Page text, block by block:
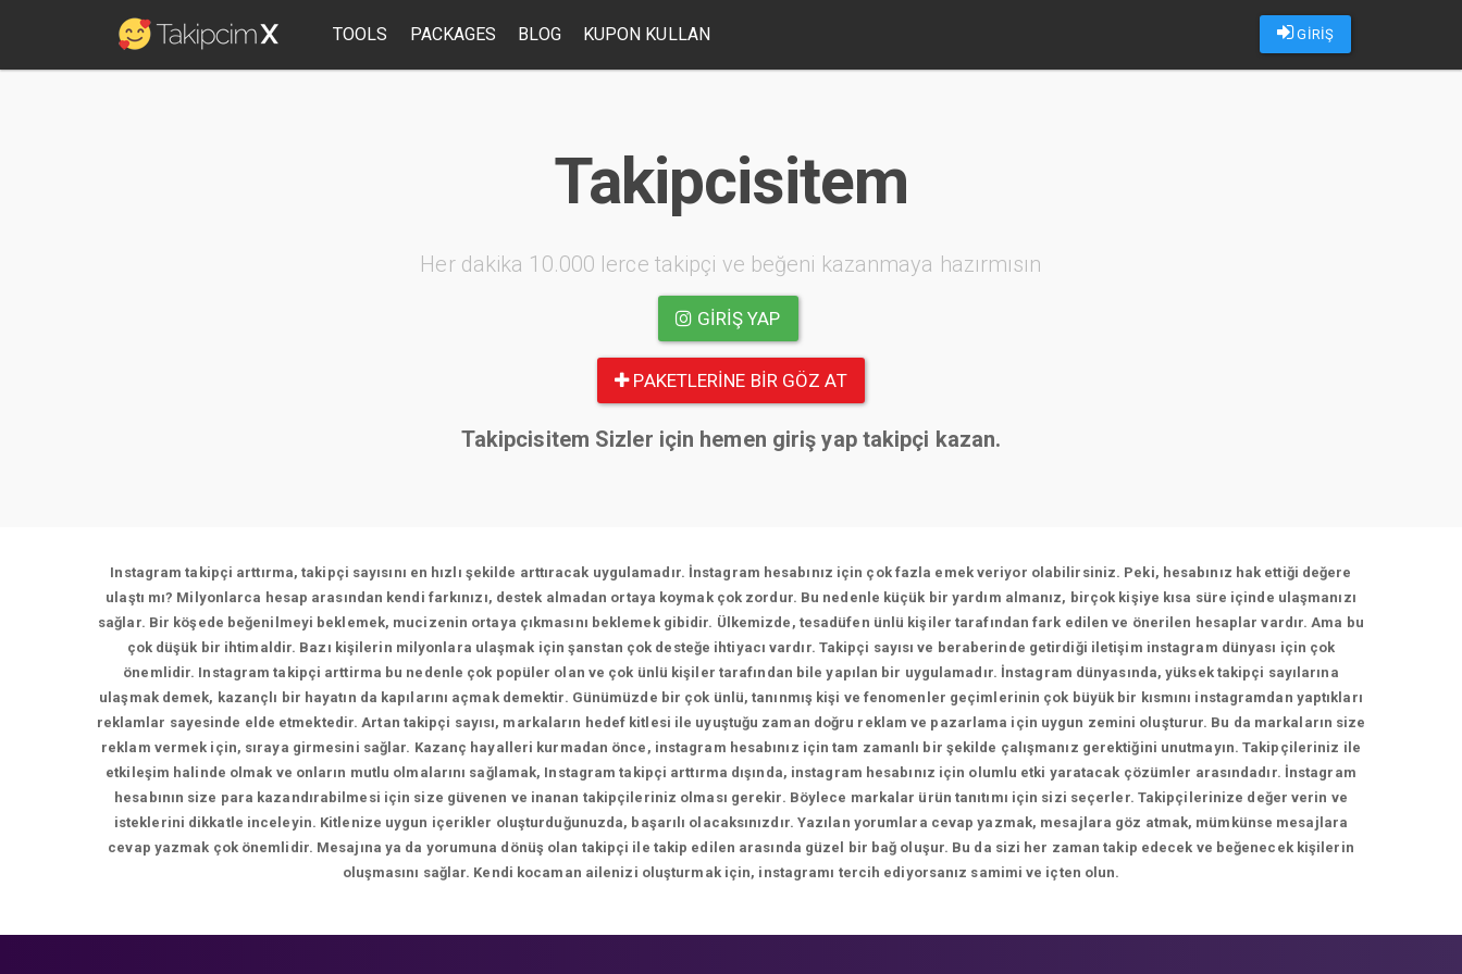
GİRİŞ
TOOLS PACKAGES BLOG KUPON KULLAN
Takipcisitem
Her dakika 10.000 lerce takipçi ve beğeni kazanmaya hazırmısın
GIRIŞ YAP
PAKETLERINE BIR GÖZ AT
Takipcisitem Sizler için hemen giriş yap takipçi kazan.
Instagram takipçi arttırma, takipçi sayısını en hızlı şekilde arttıracak uygulamadır. İnstagram hesabınız için çok fazla emek veriyor olabilirsiniz. Peki, hesabınız hak ettiği değere
ulaştı mı? Milyonlarca hesap arasından kendi farkınızı, destek almadan ortaya koymak çok zordur. Bu nedenle küçük bir yardım almanız, birçok kişiye kısa süre içinde ulaşmanızı
sağlar. Bir köşede beğenilmeyi beklemek, mucizenin ortaya çıkmasını beklemek gibidir. Ülkemizde, tesadüfen ünlü kişiler tarafından fark edilen ve önerilen hesaplar vardır. Ama bu
çok düşük bir ihtimaldir. Bazı kişilerin milyonlara ulaşmak için şanstan çok desteğe ihtiyacı vardır. Takipçi sayısı ve beraberinde getirdiği iletişim instagram dünyası için çok
önemlidir. Instagram takipçi arttirma bu nedenle çok popüler olan ve çok ünlü kişiler tarafından bile yapılan bir uygulamadır. İnstagram dünyasında, yüksek takipçi sayılarına
ulaşmak demek, kazançlı bir hayatın da kapılarını açmak demektir. Günümüzde bir çok ünlü, tanınmış kişi ve fenomenler geçimlerinin çok büyük bir kısmını instagramdan yaptıkları
reklamlar sayesinde elde etmektedir. Artan takipçi sayısı, markaların hedef kitlesi ile uyuştuğu zaman doğru reklam ve pazarlama için uygun zemini oluşturur. Bu da markaların size
reklam vermek için, sıraya girmesini sağlar. Kazanç hayalleri kurmadan önce, instagram hesabınız için tam zamanlı bir şekilde çalışmanız gerektiğini unutmayın. Takipçileriniz ile
etkileşim halinde olmak ve onların mutlu olmalarını sağlamak, Instagram takipçi arttırma dışında, instagram hesabınız için olumlu etki yaratacak çözümler arasındadır. İnstagram
hesabının size para kazandırabilmesi için size güvenen ve inanan takipçileriniz olması gerekir. Böylece markalar ürün tanıtımı için sizi seçerler. Takipçilerinize değer verin ve
isteklerini dikkatle inceleyin. Kitlenize uygun içerikler oluşturduğunuzda, başarılı olacaksınızdır. Yazılan yorumlara cevap yazmak, mesajlara göz atmak, mümkünse mesajlara
cevap yazmak çok önemlidir. Mesajına ya da yorumuna dönüş olan takipçi ile takip edilen arasında güzel bir bağ oluşur. Bu da sizi her zaman takip edecek ve beğenecek kişilerin
oluşmasını sağlar. Kendi kocaman ailenizi oluşturmak için, instagramı tercih ediyorsanız samimi ve içten olun.